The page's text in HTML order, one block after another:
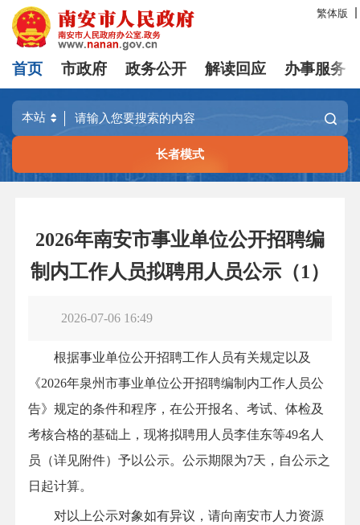
繁体版
首页 市政府 政务公开 解读回应 办事服务
长者模式
2026年南安市事业单位公开招聘编
制内工作人员拟聘用人员公示（1）
2026-07-06 16:49
根据事业单位公开招聘工作人员有关规定以及
《2026年泉州市事业单位公开招聘编制内工作人员公
告》规定的条件和程序，在公开报名、考试、体检及
考核合格的基础上，现将拟聘用人员李佳东等49名人
员（详见附件）予以公示。公示期限为7天，自公示之
日起计算。
对以上公示对象如有异议，请向南安市人力资源